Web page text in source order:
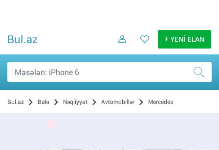
Bul.az + YENİ ELAN
Bul.az Bakı Nəqliyyat Avtomobillər Mercedes